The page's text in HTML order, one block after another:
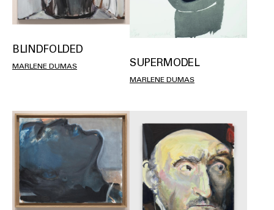
BLINDFOLDED
MARLENE DUMAS SUPERMODEL
MARLENE DUMAS